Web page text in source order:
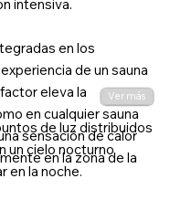
intensiva.
en los
de un sauna
eleva la
en cualquier sauna
sensación de calor
en la zona de la
Ver más
de luz distribuidos
un cielo nocturno
en la noche.